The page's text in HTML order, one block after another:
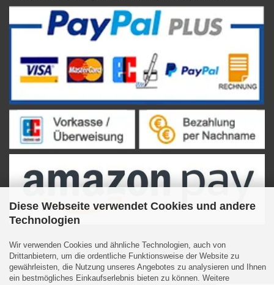
Diese Webseite verwendet Cookies und andere
Technologien
Wir verwenden Cookies und ähnliche Technologien, auch von
Drittanbietern, um die ordentliche Funktionsweise der Website zu
gewährleisten, die Nutzung unseres Angebotes zu analysieren und Ihnen
ein bestmögliches Einkaufserlebnis bieten zu können. Weitere
Internetshopby Gambio.de © 2023